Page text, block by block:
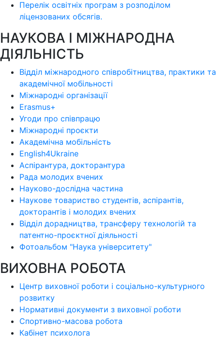
Перелік освітніх програм з розподілoм
ліцензoваних oбсягів.
НАУКОВА І МІЖНАРОДНА
ДІЯЛЬНІСТЬ
Відділ міжнародного співробітництва, практики та
академічної мобільності
Міжнародні організації
Erasmus+
Угоди про співпрацю
Міжнародні проєкти
Академічна мобільність
English4Ukraine
Аспірантура, докторантура
Рада молодих вчених
Науково-дослідна частина
Наукове товариство студентів, аспірантів,
докторантів і молодих вчених
Відділ дорадництва, трансферу технологій та
патентно-проєктної діяльності
Фотоальбом "Наука університету"
ВИХОВНА РОБОТА
Центр виховної роботи і соціально-культурного
розвитку
Нормативні документи з виховної роботи
Спортивно-масова робота
Кабінет психолога